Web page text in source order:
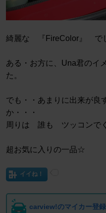
綺麗な 『FireColor』 で
ある・お方に、Una君のイ
た。
でも・・あまりに出来が
か・・・
周りは 誰も ツッコンでく
超お気に入りの一品☆
イイね！
carview!のマイカー登